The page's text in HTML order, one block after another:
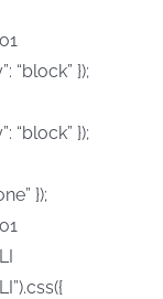
“block” });
“block” });
});